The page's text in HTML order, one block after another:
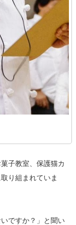
子教室、保護猫カ
り組まれていま
ですか？」と聞い